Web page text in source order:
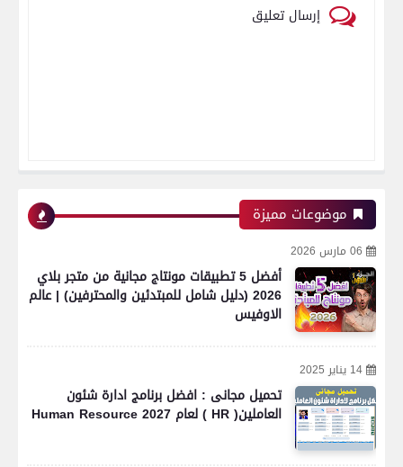
إرسال تعليق
موضوعات مميزة
06 مارس 2026
أفضل 5 تطبيقات مونتاج مجانية من متجر بلاي
2026 (دليل شامل للمبتدئين والمحترفين) | عالم
الاوفيس
14 يناير 2025
تحميل مجانى : افضل برنامج ادارة شئون
العاملين( HR ) لعام 2027 Human Resource